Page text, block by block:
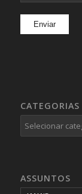
CATEGORIAS
Categorias
ASSUNTOS